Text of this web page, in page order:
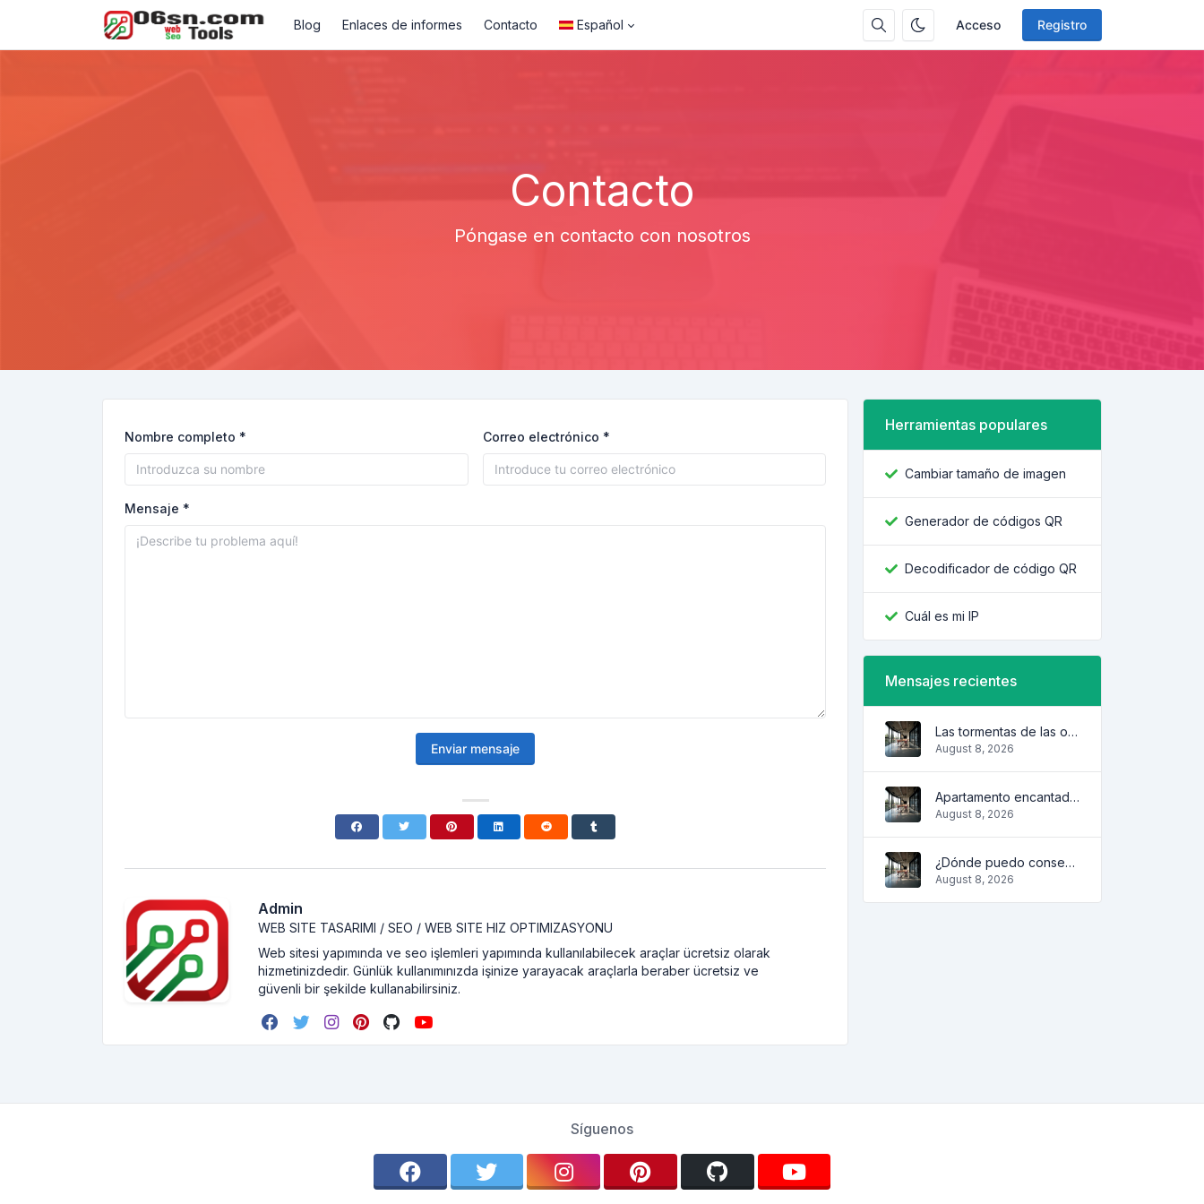
Acceso Registro
Blog Enlaces de informes Contacto Español
Contacto
Póngase en contacto con nosotros
Nombre completo * Correo electrónico *
Mensaje *
Enviar mensaje
Admin
WEB SITE TASARIMI / SEO / WEB SITE HIZ OPTIMIZASYONU
Web sitesi yapımında ve seo işlemleri yapımında kullanılabilecek araçlar ücretsiz olarak
hizmetinizdedir. Günlük kullanımınızda işinize yarayacak araçlarla beraber ücretsiz ve
güvenli bir şekilde kullanabilirsiniz.
Herramientas populares
Cambiar tamaño de imagen
Generador de códigos QR
Decodificador de código QR
Cuál es mi IP
Mensajes recientes
Las tormentas de las olas
August 8, 2026
Apartamento encantador y acogedor
August 8, 2026
¿Dónde puedo conseguirlo?
August 8, 2026
Síguenos